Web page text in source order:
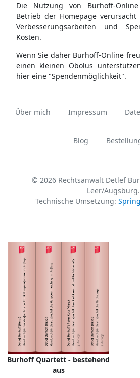
Die Nutzung von Burhoff-
Betrieb der Homepage
Verbesserungsarbeiten und
Kosten.
Wenn Sie daher Burhoff-Online
einen kleinen Obolus
hier eine "Spendenmöglichkeit".
Über mich Impressum
Blog
© 2026 Rechtsanwalt Detlef
Leer/Augsburg.
Technische Umsetzung:
Burhoff Quartett - bestehend
aus